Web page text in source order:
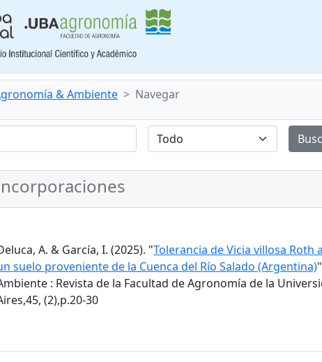
& Ambiente Navegar
A. & García, I. (2025). "Tolerancia de Vicia villosa Roth
suelo proveniente de la Cuenca del Río Salado (Argentina)
: Revista de la Facultad de Agronomía de la
(2),p.20-30